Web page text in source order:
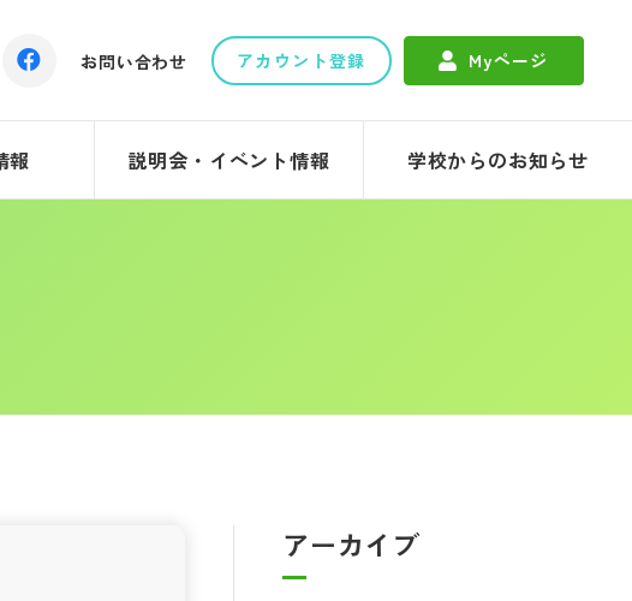
お問い合わせ アカウント登録 Myページ
報 説明会・イベント情報 学校からのお知らせ
アーカイブ